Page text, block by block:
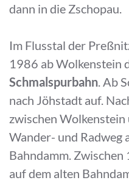
dann in die Zschopau.
Im Flusstal der
1986 ab Wolkenstein
Schmalspurbahn . Ab
nach Jöhstadt auf.
zwischen Wolkenstein
Wander- und Radweg
Bahndamm.
auf dem alten